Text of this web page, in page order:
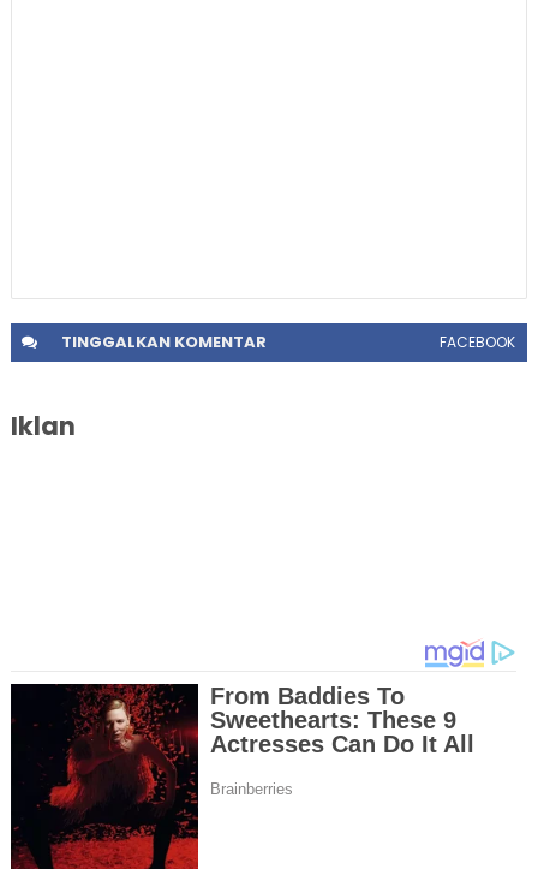
TINGGALKANKOMENTAR FACEBOOK
Iklan